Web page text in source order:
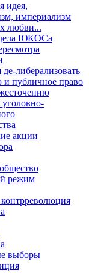
идея,
империализм
любви...
ЮКОСа
либерализовать
публичное право
акции
режим
выборы